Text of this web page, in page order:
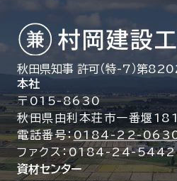
秋田県知事 許可（特-7）第
本社
〒015-8630
秋田県由利本荘市一番堰
電話番号：0184-22-
ファクス：0184-24-5442
資材センター